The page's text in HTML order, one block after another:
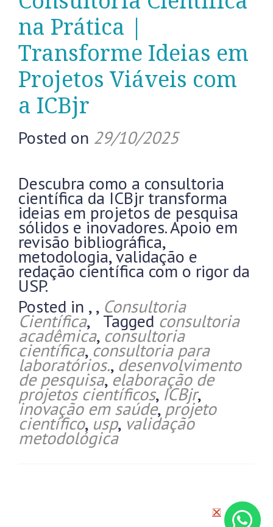
na Prática |
Transforme Ideias em
Projetos Viáveis com
a ICBjr
Posted on 29/10/2025
Descubra como a consultoria
científica da ICBjr transforma
ideias em projetos de pesquisa
sólidos e inovadores. Apoio em
revisão bibliográfica,
metodologia, validação e
redação científica com o rigor da
USP.
Posted in ,, Consultoria
Científica, Taggedconsultoria
acadêmica, consultoria
científica, consultoria para
laboratórios., desenvolvimento
de pesquisa,elaboração de
projetos científicos, ICBjr,
inovação em saúde, projeto
científico,usp, validação
metodológica